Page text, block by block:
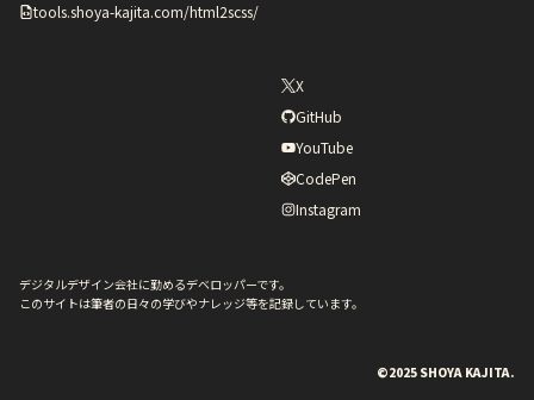
tools.shoya-kajita.com/html2scss/
X
GitHub
YouTube
CodePen
Instagram
デジタルデザイン会社に勤めるデベロッパーです。
このサイトは筆者の日々の学びやナレッジ等を記録しています。
©2025 SHOYA KAJITA.